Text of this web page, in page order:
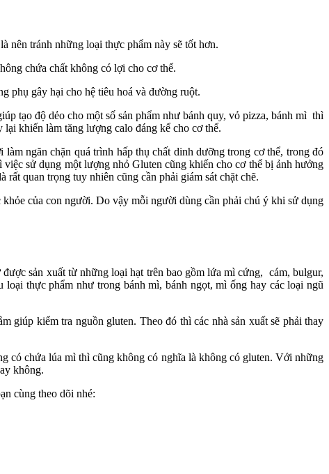
tránh những loại thực phẩm này sẽ tốt hơn.
chứa chất không có lợi cho cơ thể.
phụ gây hại cho hệ tiêu hoá và đường ruột.
tạo độ dẻo cho một số sản phẩm như bánh quy, vỏ pizza, bánh mì thì
khiến làm tăng lượng calo đáng kể cho cơ thể.
ngăn chặn quá trình hấp thụ chất dinh dưỡng trong cơ thể, trong đó
sử dụng một lượng nhỏ Gluten cũng khiến cho cơ thể bị ảnh hưởng
rất quan trọng tuy nhiên cũng cần phải giám sát chặt chẽ.
của con người. Do vậy mỗi người dùng cần phải chú ý khi sử dụng
sản xuất từ những loại hạt trên bao gồm lứa mì cứng, cám, bulgur,
thực phẩm như trong bánh mì, bánh ngọt, mì ống hay các loại ngũ
giúp kiểm tra nguồn gluten. Theo đó thì các nhà sản xuất sẽ phải thay
có chứa lúa mì thì cũng không có nghĩa là không có gluten. Với những
không.
cùng theo dõi nhé: